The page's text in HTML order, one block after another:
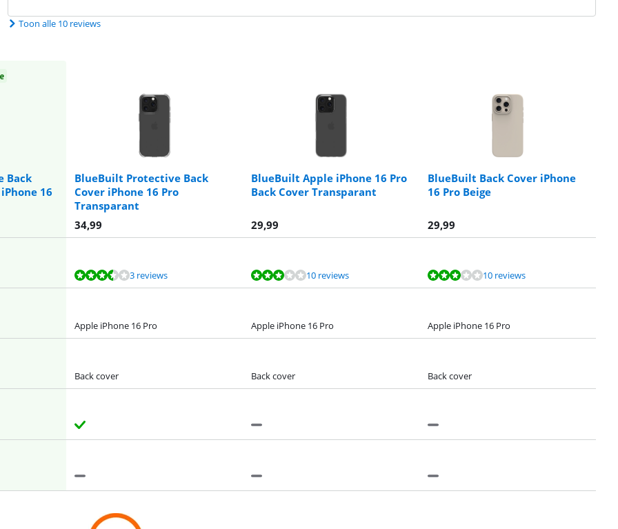
Toon alle 10 reviews
Back
16
BlueBuilt Protective Back
Cover iPhone 16 Pro
Transparant
BlueBuilt Apple iPhone 16 Pro
Back Cover Transparant
BlueBuilt Back Cover iPhone
16 Pro Beige
34,99 29,99 29,99
3 reviews 10 reviews 10 reviews
Apple iPhone 16 Pro Apple iPhone 16 Pro Apple iPhone 16 Pro
Back cover Back cover Back cover